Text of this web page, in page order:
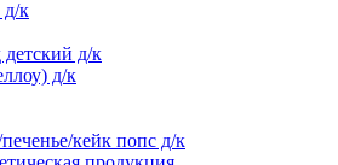
д/к
д/к
д/к
кейк попс д/к